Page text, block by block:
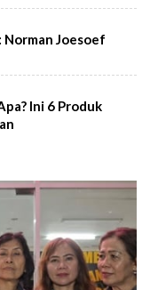
Joesoef
Ini 6 Produk